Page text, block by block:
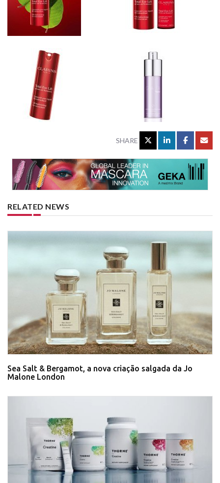
SHARE
RELATED NEWS
Sea Salt & Bergamot, a nova criação salgada da Jo
Malone London